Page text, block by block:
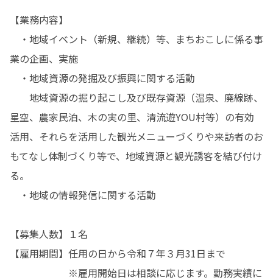
【業務内容】
・地域イベント（新規、継続）等、まちおこしに係る事
業の企画、実施
・地域資源の発掘及び振興に関する活動
地域資源の掘り起こし及び既存資源（温泉、廃線跡、
星空、農家民泊、木の実の里、清流遊YOU村等）の有効
活用、それらを活用した観光メニューづくりや来訪者のお
もてなし体制づくり等で、地域資源と観光誘客を結び付け
る。
・地域の情報発信に関する活動
【募集人数】１名
【雇用期間】任用の日から令和７年３月31日まで
※雇用開始日は相談に応じます。勤務実績に